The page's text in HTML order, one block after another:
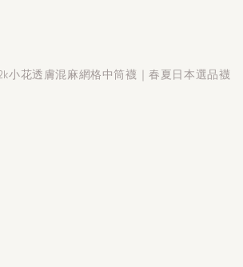
小花透膚混麻網格中筒襪｜春夏日本選品襪